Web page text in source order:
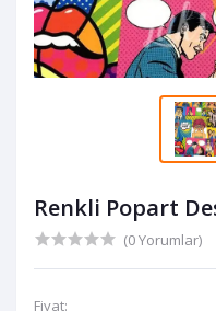
Renkli Popart
(0 Yorumlar)
Fiyat: